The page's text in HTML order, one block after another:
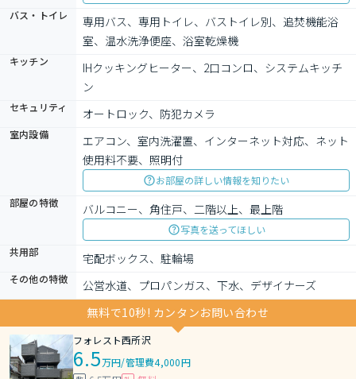
バス・トイレ
専用バス、専用トイレ、バストイレ別、追焚機能浴
室、温水洗浄便座、浴室乾燥機
キッチン
IHクッキングヒーター、2口コンロ、システムキッチ
ン
セキュリティ オートロック、防犯カメラ
室内設備
エアコン、室内洗濯置、インターネット対応、ネット
使用料不要、照明付
お部屋の詳しい情報を知りたい
部屋の特徴
バルコニー、角住戸、二階以上、最上階
写真を送ってほしい
共用部
宅配ボックス、駐輪場
その他の特徴
公営水道、プロパンガス、下水、デザイナーズ
無料で10秒! カンタンお問い合わせ
フォレスト西所沢
6.5万円/管理費4,000円